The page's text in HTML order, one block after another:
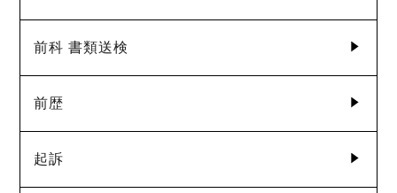
前科 書類送検
前歴
起訴